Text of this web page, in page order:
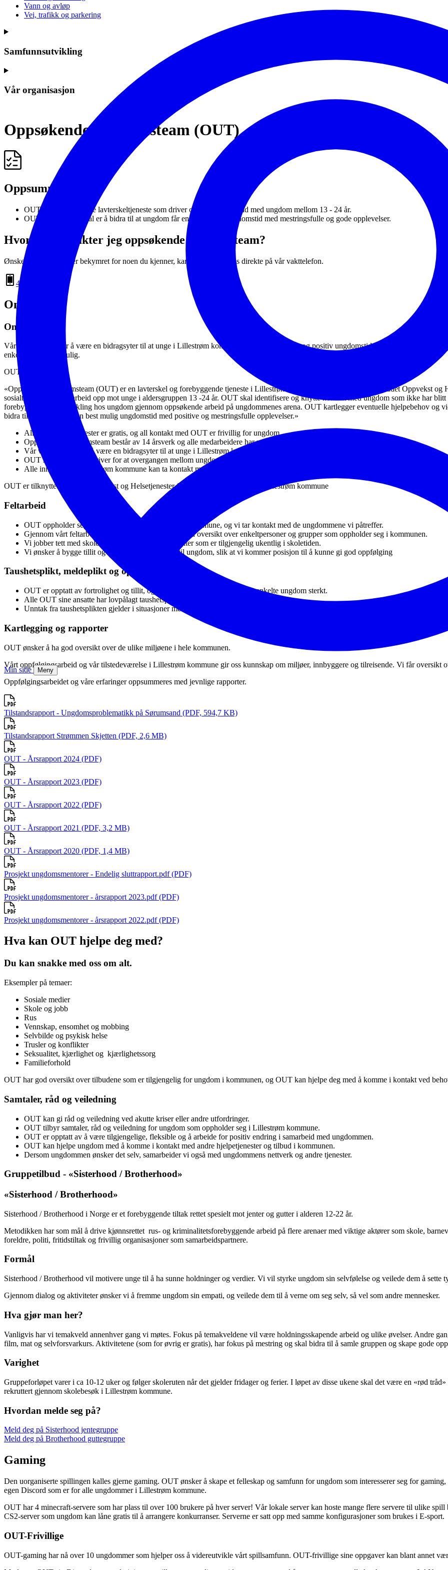
Min side Meny
Vann og avløp
Vei, trafikk og parkering
Samfunnsutvikling
Vår organisasjon
Oppsøkende ungdomsteam (OUT)
Oppsummert
OUT en forebyggende lavterskeltjeneste som driver oppsøkende arbeid med ungdom mellom 13 - 24 år.
OUT sitt viktigste mål er å bidra til at ungdom får en best mulig ungdomstid med mestringsfulle og gode opplevelser.
Hvordan kontakter jeg oppsøkende ungdomsteam?
Ønsker du hjelp eller er bekymret for noen du kjenner, kan du kontakte oss direkte på vår vakttelefon.
469 34 634
Om OUT?
Om oss
Vår viktigste jobb er å være en bidragsyter til at unge i Lillestrøm kommune opplever en trygg og positiv ungdomstid. OUT skal være en
enkel og bra som mulig.
OUT sitt mandat:
«Oppsøkende ungdomsteam (OUT) er en lavterskel og forebyggende tjeneste i Lillestrøm kommune som er tilknyttet området Oppvekst og
sosialt og helsefaglig arbeid opp mot unge i aldersgruppen 13 -24 år. OUT skal identifisere og knytte kontakt med ungdom som ikke har
forebygge problemutvikling hos ungdom gjennom oppsøkende arbeid på ungdommenes arena. OUT kartlegger eventuelle hjelpebehov og
bidra til at ungdom får en best mulig ungdomstid med positive og mestringsfulle opplevelser.»
Alle OUT sine tjenester er gratis, og all kontakt med OUT er frivillig for ungdom
Oppsøkende ungdomsteam består av 14 årsverk og alle medarbeidere har minimum treårig helse- og sosialfaglig utdanning.
Vår viktigste jobb er å være en bidragsyter til at unge i Lillestrøm kommune opplever en trygg og positiv ungdomstid.
OUT skal være en pådriver for at overgangen mellom ungdomstiden og voksenlivet blir så enkel og bra som mulig.
Alle innbyggere i Lillestrøm kommune kan ta kontakt med OUT for råd og veiledning.
OUT er tilknyttet området Oppvekst og Helsetjenester for barn, unge og familier i Lillestrøm kommune
Feltarbeid
OUT oppholder seg der ungdom ferdes i Lillestrøm kommune, og vi tar kontakt med de ungdommene vi påtreffer.
Gjennom vårt feltarbeid ønsker vi oppnå kontakt og få oversikt over enkeltpersoner og grupper som oppholder seg i kommunen.
Vi jobber tett med skolene og har egne skolekontakter som er tilgjengelig ukentlig i skoletiden.
Vi ønsker å bygge tillit og danne gode relasjoner til ungdom, slik at vi kommer posisjon til å kunne gi god oppfølging
Taushetsplikt, meldeplikt og opplysningsplikt
OUT er opptatt av fortrolighet og tillit, og vektlegger personvernet til den enkelte ungdom sterkt.
Alle OUT sine ansatte har lovpålagt taushetsplikt.
Unntak fra taushetsplikten gjelder i situasjoner med alvorlig bekymring for mindreårige under 18 år, da utløses meldeplikt, samt
Kartlegging og rapporter
OUT ønsker å ha god oversikt over de ulike miljøene i hele kommunen.
Vårt oppfølgingsarbeid og vår tilstedeværelse i Lillestrøm kommune gir oss kunnskap om miljøer, innbyggere og tilreisende. Vi får oversikt
Oppfølgingsarbeidet og våre erfaringer oppsummeres med jevnlige rapporter.
Tilstandsrapport - Ungdomsproblematikk på Sørumsand (PDF, 594,7 KB)
Tilstandsrapport Strømmen Skjetten (PDF, 2,6 MB)
OUT - Årsrapport 2024 (PDF)
OUT - Årsrapport 2023 (PDF)
OUT - Årsrapport 2022 (PDF)
OUT - Årsrapport 2021 (PDF, 3,2 MB)
OUT - Årsrapport 2020 (PDF, 1,4 MB)
Prosjekt ungdomsmentorer - Endelig sluttrapport.pdf (PDF)
Prosjekt ungdomsmentorer - årsrapport 2023.pdf (PDF)
Prosjekt ungdomsmentorer - årsrapport 2022.pdf (PDF)
Hva kan OUT hjelpe deg med?
Du kan snakke med oss om alt.
Eksempler på temaer:
Sosiale medier
Skole og jobb
Rus
Vennskap, ensomhet og mobbing
Selvbilde og psykisk helse
Trusler og konflikter
Seksualitet, kjærlighet og kjærlighetssorg
Familieforhold
OUT har god oversikt over tilbudene som er tilgjengelig for ungdom i kommunen, og OUT kan hjelpe deg med å komme i kontakt ved
Samtaler, råd og veiledning
OUT kan gi råd og veiledning ved akutte kriser eller andre utfordringer.
OUT tilbyr samtaler, råd og veiledning for ungdom som oppholder seg i Lillestrøm kommune.
OUT er opptatt av å være tilgjengelige, fleksible og å arbeide for positiv endring i samarbeid med ungdommen.
OUT kan hjelpe ungdom med å komme i kontakt med andre hjelpetjenester og tilbud i kommunen.
Dersom ungdommen ønsker det selv, samarbeider vi også med ungdommens nettverk og andre tjenester.
Gruppetilbud - «Sisterhood / Brotherhood»
«Sisterhood / Brotherhood»
Sisterhood / Brotherhood i Norge er et forebyggende tiltak rettet spesielt mot jenter og gutter i alderen 12-22 år.
Metodikken har som mål å drive kjønnsrettet rus- og kriminalitetsforebyggende arbeid på flere arenaer med viktige aktører som skole,
foreldre, politi, fritidstiltak og frivillig organisasjoner som samarbeidspartnere.
Formål
Sisterhood / Brotherhood vil motivere unge til å ha sunne holdninger og verdier. Vi vil styrke ungdom sin selvfølelse og veilede dem å sette
Gjennom dialog og aktiviteter ønsker vi å fremme ungdom sin empati, og veilede dem til å verne om seg selv, så vel som andre mennesker.
Hva gjør man her?
Vanligvis har vi temakveld annenhver gang vi møtes. Fokus på temakveldene vil være holdningsskapende arbeid og ulike øvelser. Andre
film, mat og selvforsvarkurs. Aktivitetene (som for øvrig er gratis), har fokus på mestring og skal bidra til å samle gruppen og skape gode
Varighet
Gruppeforløpet varer i ca 10-12 uker og følger skoleruten når det gjelder fridager og ferier. I løpet av disse ukene skal det være en «rød
rekruttert gjennom skolebesøk i Lillestrøm kommune.
Hvordan melde seg på?
Meld deg på Sisterhood jentegruppe
Meld deg på Brotherhood guttegruppe
Gaming
Den uorganiserte spillingen kalles gjerne gaming. OUT ønsker å skape et felleskap og samfunn for ungdom som interesserer seg for
egen Discord som er for alle ungdommer i Lillestrøm kommune.
OUT har 4 minecraft-servere som har plass til over 100 brukere på hver server! Vår lokale server kan hoste mange flere servere til ulike
CS2-server som ungdom kan låne gratis til å arrangere konkurranser. Serverne er satt opp med samme konfigurasjoner som brukes i E-sport.
OUT-Frivillige
OUT-gaming har nå over 10 ungdommer som hjelper oss å videreutvikle vårt spillsamfunn. OUT-frivillige sine oppgaver kan blant annet